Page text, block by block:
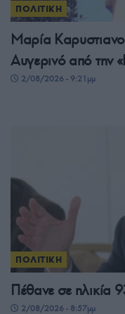
ΠΟΛΙΤΙΚΗ
Μαρία
Αυγερινό από την
2/08/2026 - 9:21μμ
ΠΟΛΙΤΙΚΗ
Πέθανε σε ηλικία
2/08/2026 - 8:57μμ